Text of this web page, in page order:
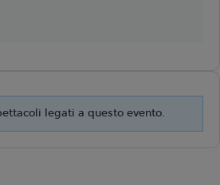
legati a questo evento.